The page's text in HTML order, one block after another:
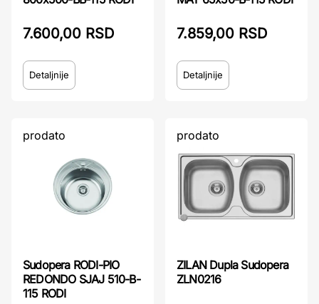
7.600,00 RSD
Detaljnije
7.859,00 RSD
Detaljnije
prodato
Sudopera RODI-PIO
REDONDO SJAJ 510-B-
115 RODI
prodato
ZILAN Dupla Sudopera
ZLN0216